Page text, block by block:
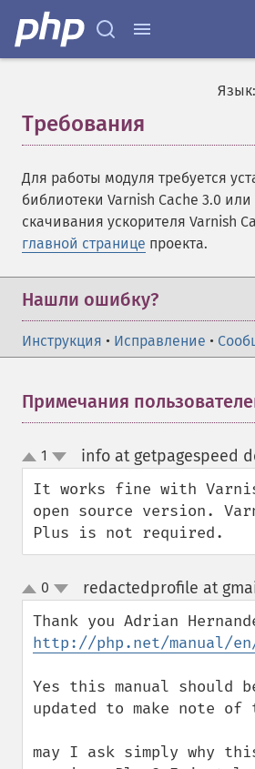
Язык:
Требования
Для работы модуля требуется
библиотеки Varnish Cache 3.0
скачивания ускорителя Varnish
главной странице проекта.
Нашли ошибку?
Инструкция • Исправление •
Примечания
up
down
1 info at getpagespeed
It works fine with
open source version.
Plus is not required.
up
down
0 redactedprofile at
http://php.net/manual/
Yes this manual should
updated to make note
may I ask simply why